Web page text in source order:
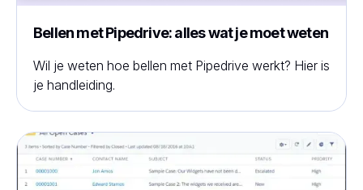
Bellen met Pipedrive: alles wat je moet weten
Wil je weten hoe bellen met Pipedrive werkt? Hier is
je handleiding.